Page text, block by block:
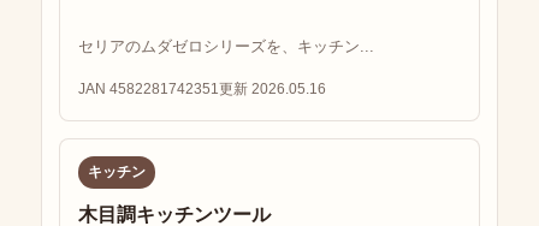
セリアのムダゼロシリーズを、キッチン...
JAN 4582281742351 更新 2026.05.16
キッチン
木目調キッチンツール